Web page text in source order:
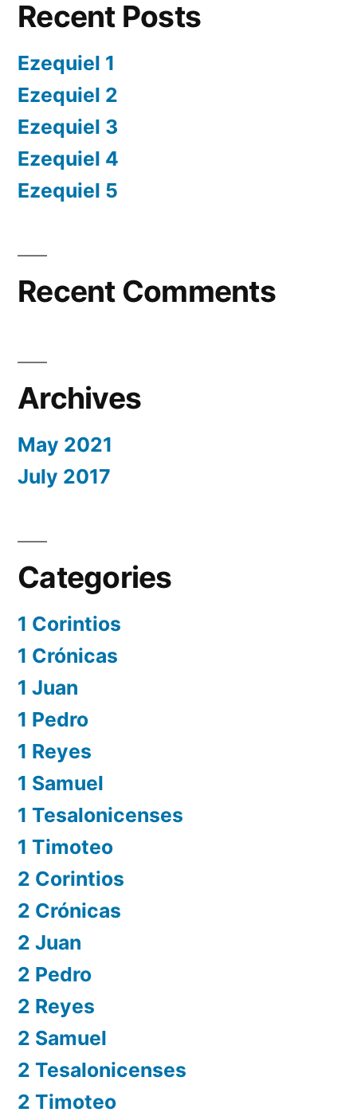
Recent Posts
Ezequiel 1
Ezequiel 2
Ezequiel 3
Ezequiel 4
Ezequiel 5
Recent Comments
Archives
May 2021
July 2017
Categories
1 Corintios
1 Crónicas
1 Juan
1 Pedro
1 Reyes
1 Samuel
1 Tesalonicenses
1 Timoteo
2 Corintios
2 Crónicas
2 Juan
2 Pedro
2 Reyes
2 Samuel
2 Tesalonicenses
2 Timoteo